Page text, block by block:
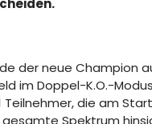
der neue Champion
im Doppel-K.O.-
Teilnehmer, die am
Spektrum